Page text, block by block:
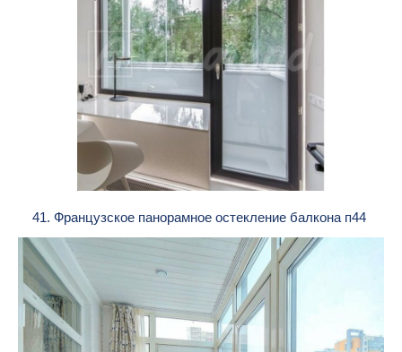
41. Французское панорамное остекление балкона п44